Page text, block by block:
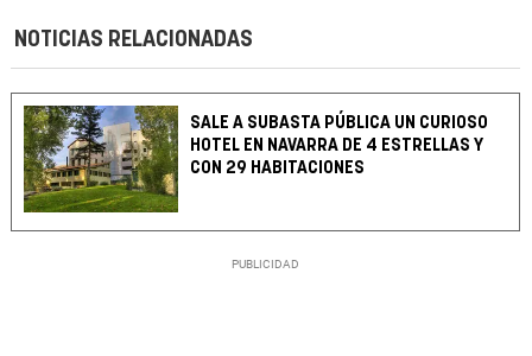
NOTICIAS RELACIONADAS
SALE A SUBASTA PÚBLICA UN CURIOSO
HOTEL EN NAVARRA DE 4 ESTRELLAS Y
CON 29 HABITACIONES